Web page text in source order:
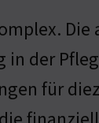
in der
für